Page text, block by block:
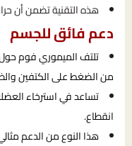
هذه التقنية تضمن أن
دعم فائق للجسم
تلتف الميموري فوم
من الضغط على الكتفين
تساعد في استرخاء
انقطاع.
هذا النوع من الدعم